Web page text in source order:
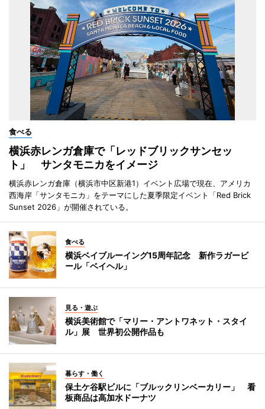
食べる
横浜赤レンガ倉庫で「レッドブリックサンセッ
ト」 サンタモニカをイメージ
横浜赤レンガ倉庫（横浜市中区新港1）イベント広場で現在、アメリカ
西海岸「サンタモニカ」をテーマにした夏季限定イベント「Red Brick
Sunset 2026」が開催されている。
食べる
横浜ベイブルーイング15周年記念 新作ラガービ
ール「ベイヘル」
見る・遊ぶ
横浜美術館で「マリー・アントワネット・スタイ
ル」展 世界初公開作品も
暮らす・働く
保土ケ谷駅ビルに「ブルックリンベーカリー」 看
板商品は高加水ドーナツ